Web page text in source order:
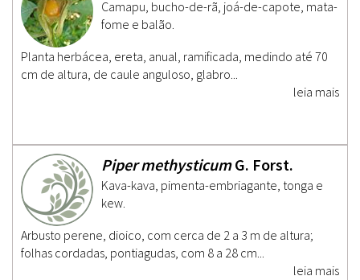
Camapu, bucho-de-rã, joá-de-capote, mata-
fome e balão.
Planta herbácea, ereta, anual, ramificada, medindo até 70
cm de altura, de caule anguloso, glabro...
leia mais
Piper methysticumG. Forst.
Kava-kava, pimenta-embriagante, tonga e
kew.
Arbusto perene, dioico, com cerca de 2 a 3 m de altura;
folhas cordadas, pontiagudas, com 8 a 28 cm...
leia mais